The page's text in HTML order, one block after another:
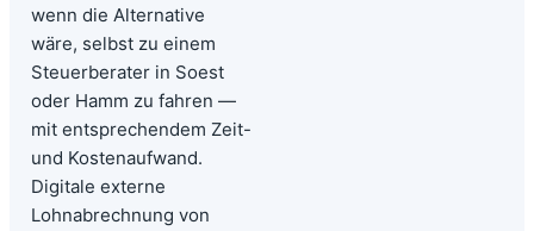
wenn die Alternative
wäre, selbst zu einem
Steuerberater in Soest
oder Hamm zu fahren —
mit entsprechendem Zeit-
und Kostenaufwand.
Digitale externe
Lohnabrechnung von